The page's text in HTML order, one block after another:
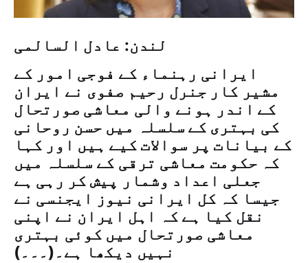
لندن: عادل السالمی
ایرانی رہنماء کے فوجی امور کے
مشیر کار جنرل رحیم صفوی نے ایران
کے اندر ہونے والی معاشی صورتحال
کی بہتری کے سلسلہ میں حسن روحانی
کے بیانات پر سوالات کیے ہیں اور کہا
کہ حکومت معاشی ترقی کے سلسلہ میں
جعلی اعداد وشمار پیش کر رہی ہے
جیسا کہ کل ایرانی نیوز ایجنسی نے
نقل کیا ہے کہ اہل ایران نے اپنی
معاشی صورتحال میں کوئی بہتری
نہیں دیکھا ہے۔(۔۔۔)